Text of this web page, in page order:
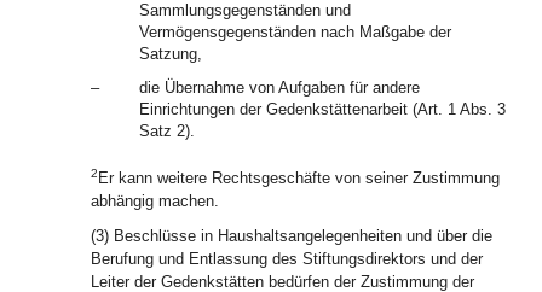
Sammlungsgegenständen und
Vermögensgegenständen nach Maßgabe der
Satzung,
–
die Übernahme von Aufgaben für andere
Einrichtungen der Gedenkstättenarbeit (Art. 1 Abs. 3
Satz 2).
2 Er kann weitere Rechtsgeschäfte von seiner Zustimmung
abhängig machen.
(3) Beschlüsse in Haushaltsangelegenheiten und über die
Berufung und Entlassung des Stiftungsdirektors und der
Leiter der Gedenkstätten bedürfen der Zustimmung der